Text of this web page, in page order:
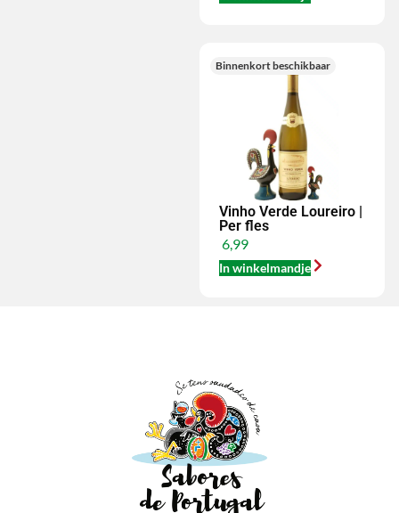
Binnenkort beschikbaar
Vinho Verde Loureiro |
Per fles
6,99
In winkelmandje